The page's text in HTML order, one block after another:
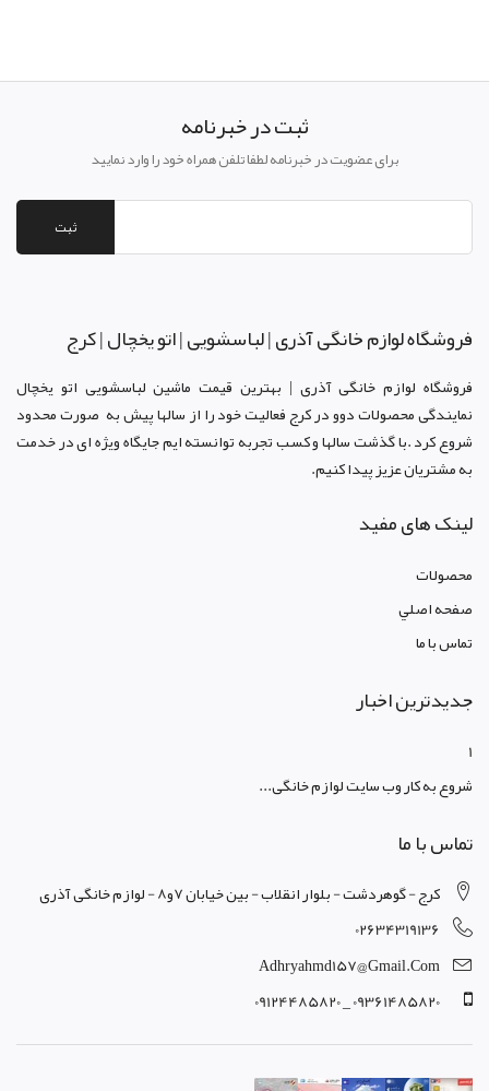
ثبت در خبرنامه
برای عضویت در خبرنامه لطفا تلفن همراه خود را وارد نمایید
ثبت
فروشگاه لوازم خانگی آذری | لباسشویی | اتو یخچال | کرج
فروشگاه لوازم خانگی آذری | بهترین قیمت ماشین لباسشویی اتو یخچال
نمایندگی محصولات دوو در کرجفعالیت خود را از سالها پیش به صورت محدود
شروع کرد .با گذشت سالها و کسب تجربه توانسته ایم جایگاه ویژه ای در خدمت
به مشتریان عزیز پیدا کنیم.
لینک های مفید
محصولات
صفحه اصلي
تماس با ما
جدیدترین اخبار
1
شروع به کار وب سایت لوازم خانگی...
تماس با ما
کرج - گوهردشت - بلوار انقلاب - بین خیابان 7و8 - لوازم خانگی آذری
02634319136
Adhryahmd157@gmail.com
09361485820 _ 09124485820